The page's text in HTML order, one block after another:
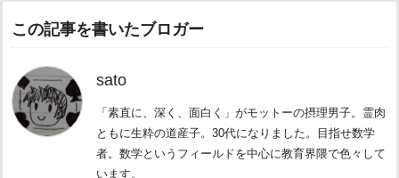
この記事を書いたブロガー
sato
「素直に、深く、面白く」がモットーの摂理男子。霊肉
ともに生粋の道産子。30代になりました。目指せ数学
者。数学というフィールドを中心に教育界隈で色々して
います。